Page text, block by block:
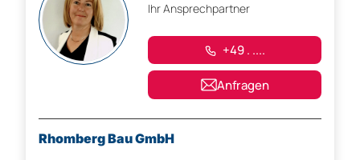
Ihr Ansprechpartner
+49 . ....
Anfragen
Rhomberg Bau GmbH